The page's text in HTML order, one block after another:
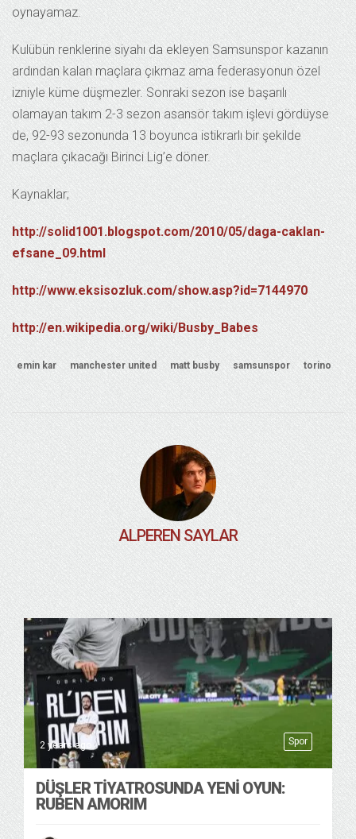
oynayamaz.
Kulübün renklerine siyahı da ekleyen Samsunspor kazanın
ardından kalan maçlara çıkmaz ama federasyonun özel
izniyle küme düşmezler. Sonraki sezon ise başarılı
olamayan takım 2-3 sezon asansör takım işlevi gördüyse
de, 92-93 sezonunda 13 boyunca istikrarlı bir şekilde
maçlara çıkacağı Birinci Lig’e döner.
Kaynaklar;
http://solid1001.blogspot.com/2010/05/daga-caklan-
efsane_09.html
http://www.eksisozluk.com/show.asp?id=7144970
http://en.wikipedia.org/wiki/Busby_Babes
emin kar manchester united matt busby samsunspor torino
ALPEREN SAYLAR
Spor
2 years ago
DÜŞLER TİYATROSUNDA YENİ OYUN:
RUBEN AMORIM